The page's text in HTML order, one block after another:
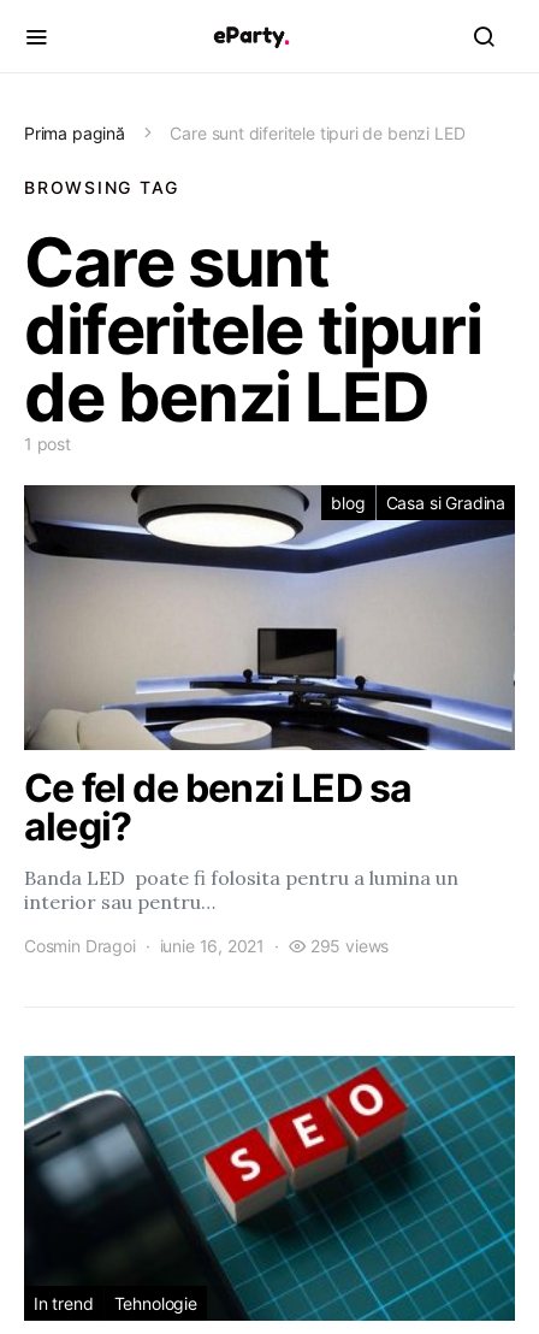
Prima pagină Care sunt diferitele tipuri de benzi LED
BROWSING TAG
Care sunt
diferitele tipuri
de benzi LED
1 post
blog Casa si Gradina
Ce fel de benzi LED sa
alegi?
Banda LED poate fi folosita pentru a lumina un
interior sau pentru…
Cosmin Dragoi iunie 16, 2021 295 views
In trend Tehnologie